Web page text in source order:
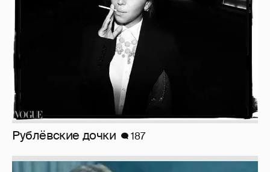
Рублёвские дочки 187